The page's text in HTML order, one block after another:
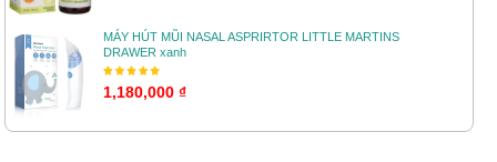
MÁY HÚT MŨI NASAL ASPRIRTOR LITTLE MARTINS
DRAWER xanh
1,180,000 ₫